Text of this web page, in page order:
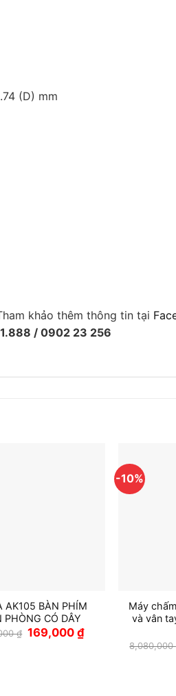
(D) mm
khảo thêm thông tin tại
/ 0902 23 256
AK105 BÀN PHÍM
PHÒNG CÓ DÂY
₫ Giá
gốc
169,000₫Giá
-10%
Máy
và vân
8,080,000